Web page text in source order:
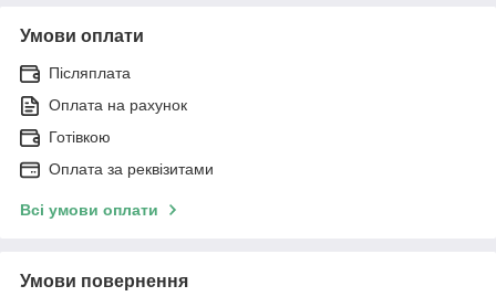
Умови оплати
Післяплата
Оплата на рахунок
Готівкою
Оплата за реквізитами
Всі умови оплати
Умови повернення